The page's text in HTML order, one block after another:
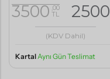
3500 ,00
TL 2500
(KDV Dahil)
Kartal Aynı Gün Teslimat